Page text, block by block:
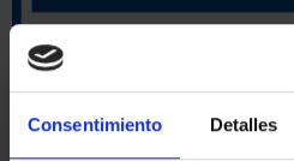
Consentimiento Detalles